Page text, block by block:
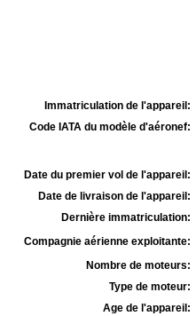
Immatriculation de l'appareil:
Code IATA du modèle d'aéronef:
Date du premier vol de l'appareil:
Date de livraison de l'appareil:
Dernière immatriculation:
Compagnie aérienne exploitante:
Nombre de moteurs:
Type de moteur:
Age de l'appareil: